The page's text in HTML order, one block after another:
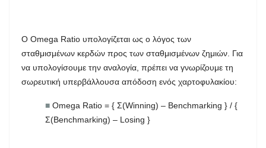
Ο Omega Ratio υπολογίζεται ως ο λόγος των
σταθμισμένων κερδών προς των σταθμισμένων ζημιών. Για
να υπολογίσουμε την αναλογία, πρέπει να γνωρίζουμε τη
σωρευτική υπερβάλλουσα απόδοση ενός χαρτοφυλακίου:
■ Omega Ratio = { Σ(Winning) – Benchmarking } / {
Σ(Benchmarking) – Losing }